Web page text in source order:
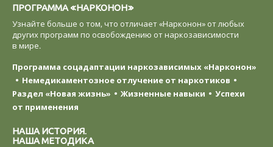
ПРОГРАММА «НАРКОНОН»
Узнайте больше о том, что отличает «Нарконон» от любых
других программ по освобождению от наркозависимости
в мире.
Программа соцадаптации наркозависимых «Нарконон»
Немедикаментозное отлучение от наркотиков
Раздел «Новая жизнь»
Жизненные навыки
Успехи
от применения
НАША ИСТОРИЯ.
НАША МЕТОДИКА